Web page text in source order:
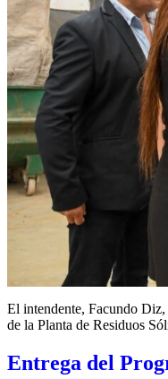
El intendente, Facundo
de la Planta de Residuos
Entrega del